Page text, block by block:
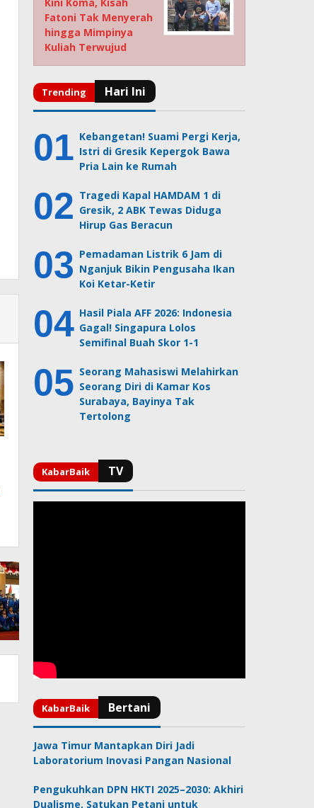
Fatoni Tak Menyerah
hingga Mimpinya
Kuliah Terwujud
Kebangetan! Suami Pergi Kerja,
Istri di Gresik Kepergok Bawa
Pria Lain ke Rumah
Tragedi Kapal HAMDAM 1 di
Gresik, 2 ABK Tewas Diduga
Hirup Gas Beracun
Pemadaman Listrik 6 Jam di
Nganjuk Bikin Pengusaha Ikan
Koi Ketar-Ketir
Hasil Piala AFF 2026: Indonesia
Gagal! Singapura Lolos
Semifinal Buah Skor 1-1
Seorang Mahasiswi Melahirkan
Seorang Diri di Kamar Kos
Surabaya, Bayinya Tak
Tertolong
Jawa Timur Mantapkan Diri Jadi
Laboratorium Inovasi Pangan Nasional
Pengukuhkan DPN HKTI 2025–2030: Akhiri
Dualisme, Satukan Petani untuk